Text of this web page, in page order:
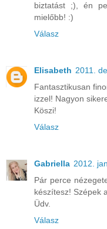
biztatást ;), én
mielőbb! :)
Válasz
Elisabeth 2011.
Fantasztikusan
izzel! Nagyon
Köszi!
Válasz
Gabriella 2012.
Pár perce
készítesz! Szépek
Üdv.
Válasz